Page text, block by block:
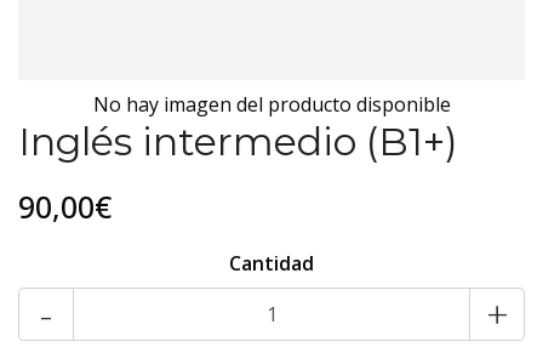
No hay imagen del producto disponible
Inglés intermedio (B1+)
90,00€
Cantidad
- +